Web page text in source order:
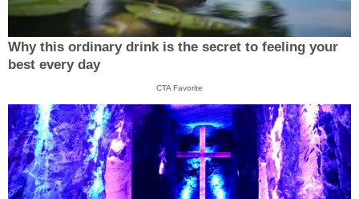
Why this ordinary drink is the secret to feeling your
best every day
CTA Favorite